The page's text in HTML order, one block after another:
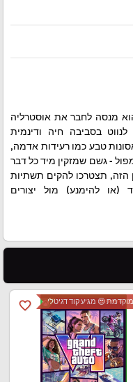
מנסה לחבר את אוסטרליה
בסביבה חיה ודינמית
טבע כמו רעידות אדמה,
- גשם שמזקין מיד כל דבר
הזה, תצטרכו להקים תשתיות
(או להימנע) מול יצורים
favorite_border 😍 מגיע קוד דגיטלי